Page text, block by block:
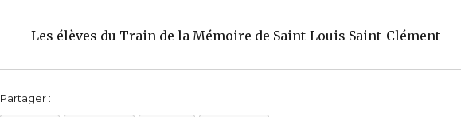
Les élèves du Train de la Mémoire de Saint-Louis Saint-Clément
Partager :